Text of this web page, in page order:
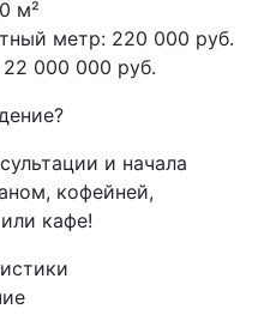
м²
метр: 220 000 руб.
000 000 руб.
и начала
кофейней,
кафе!